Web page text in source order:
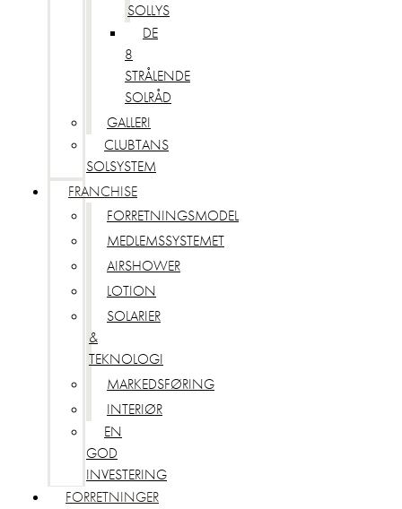
SOLLYS
DE
8
STRÅLENDE
SOLRÅD
GALLERI
CLUBTANS
SOLSYSTEM
FRANCHISE
FORRETNINGSMODEL
MEDLEMSSYSTEMET
AIRSHOWER
LOTION
SOLARIER
&
TEKNOLOGI
MARKEDSFØRING
INTERIØR
EN
GOD
INVESTERING
FORRETNINGER